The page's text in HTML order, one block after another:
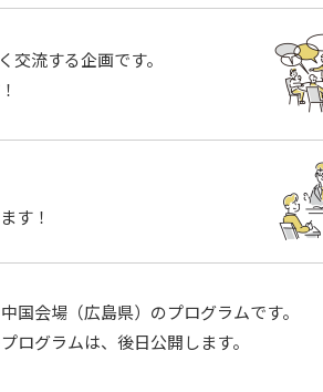
流する企画です。
す！
会場（広島県）のプログラムです。
グラムは、後日公開します。